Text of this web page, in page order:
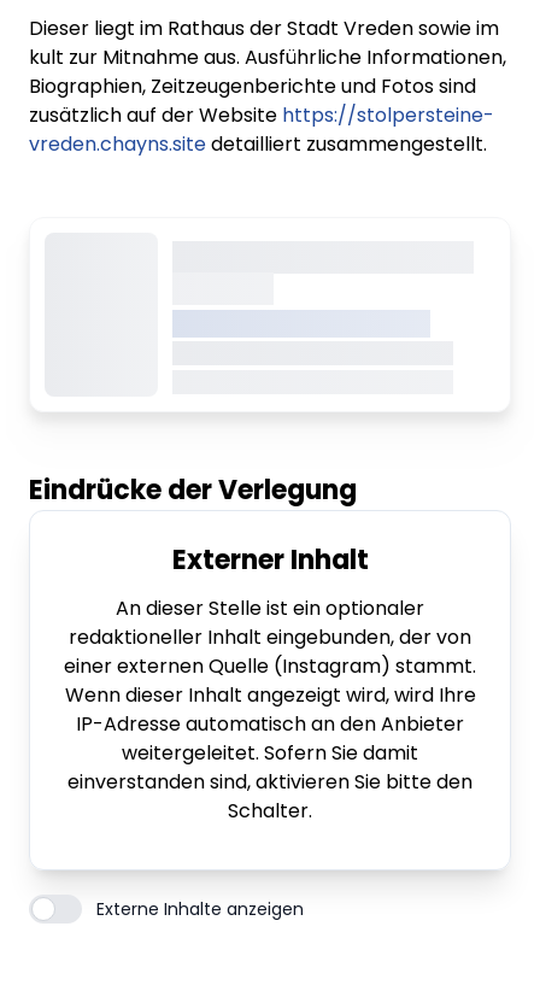
Dieser liegt im Rathaus der Stadt Vreden sowie im
kult zur Mitnahme aus. Ausführliche Informationen,
Biographien, Zeitzeugenberichte und Fotos sind
zusätzlich auf der Website https://stolpersteine-
vreden.chayns.sitedetailliert zusammengestellt.
Eindrücke der Verlegung
Externer Inhalt
An dieser Stelle ist ein optionaler
redaktioneller Inhalt eingebunden, der von
einer externen Quelle (Instagram) stammt.
Wenn dieser Inhalt angezeigt wird, wird Ihre
IP-Adresse automatisch an den Anbieter
weitergeleitet. Sofern Sie damit
einverstanden sind, aktivieren Sie bitte den
Schalter.
Externe Inhalte anzeigen